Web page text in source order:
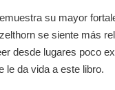
su mayor
se siente más
desde lugares poco
le da vida a este libro.